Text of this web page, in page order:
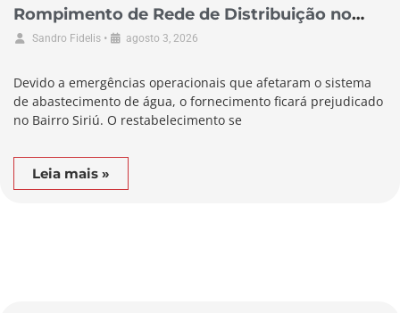
Rompimento de Rede de Distribuição no
Município de Garopaba
Sandro Fidelis • agosto 3, 2026
Devido a emergências operacionais que afetaram o sistema
de abastecimento de água, o fornecimento ficará prejudicado
no Bairro Siriú. O restabelecimento se
Leia mais »